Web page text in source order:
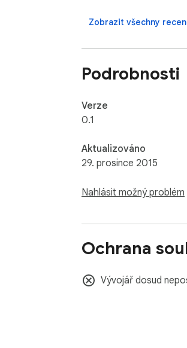
Zobrazit všechny
Podrobnosti
Verze
0.1
Aktualizováno
29. prosince 2015
Nahlásit možný problém
Ochrana
Vývojář dosud